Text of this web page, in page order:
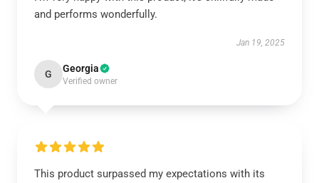
and performs wonderfully.
Jan 19, 2025
G Georgia
Verified owner
This product surpassed my expectations with its